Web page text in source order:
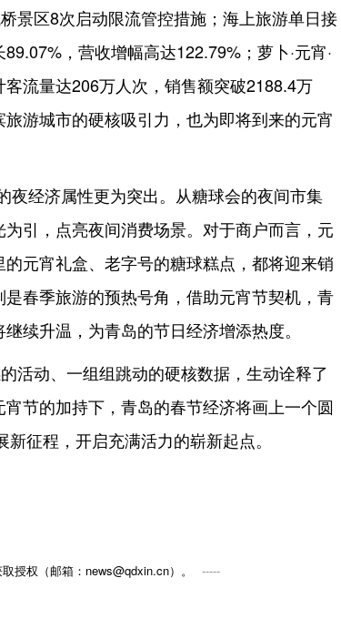
景区8次启动限流管控措施；海上旅游单日接
，营收增幅高达122.79%；萝卜·元宵·
流量达206万人次，销售额突破2188.4万
游城市的硬核吸引力，也为即将到来的元宵
夜经济属性更为突出。从糖球会的夜间市集
引，点亮夜间消费场景。对于商户而言，元
元宵礼盒、老字号的糖球糕点，都将迎来销
春季旅游的预热号角，借助元宵节契机，青
续升温，为青岛的节日经济增添热度。
活动、一组组跳动的硬核数据，生动诠释了
节的加持下，青岛的春节经济将画上一个圆
征程，开启充满活力的崭新起点。
授权（邮箱：news@qdxin.cn）。